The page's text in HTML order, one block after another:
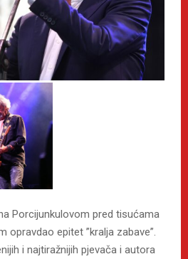
Porcijunkulovom pred tisućama
opravdao epitet ”kralja zabave”.
i najtiražnijih pjevača i autora